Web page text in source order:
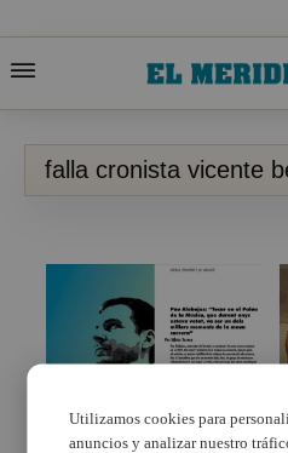
falla cronista vicente
La Falla Cronista de
Utilizamos cookies para
anuncios y analizar nuestro